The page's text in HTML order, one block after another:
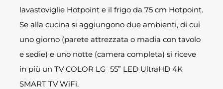
lavastoviglie Hotpoint e il frigo da 75 cm Hotpoint.
Se alla cucina si aggiungono due ambienti, di cui
uno giorno (parete attrezzata o madia con tavolo
e sedie) e uno notte (camera completa) si riceve
in più un TV COLOR LG 55” LED UltraHD 4K
SMART TV WiFi.